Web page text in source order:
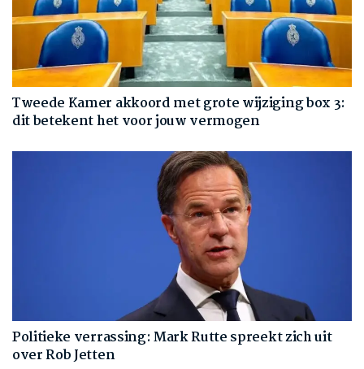
Tweede Kamer akkoord met grote wijziging box 3:
dit betekent het voor jouw vermogen
Politieke verrassing: Mark Rutte spreekt zich uit
over Rob Jetten